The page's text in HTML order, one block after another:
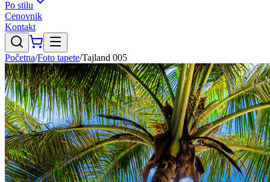
Po stilu
Cenovnik
Kontakt
Početna/Foto tapete/Tajland 005